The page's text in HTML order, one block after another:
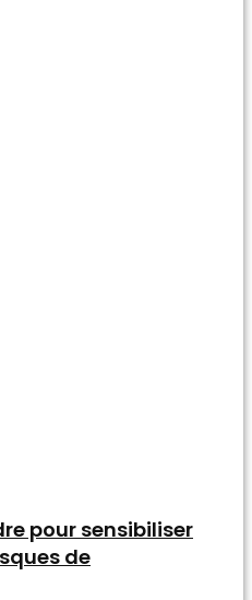
pour sensibiliser
de